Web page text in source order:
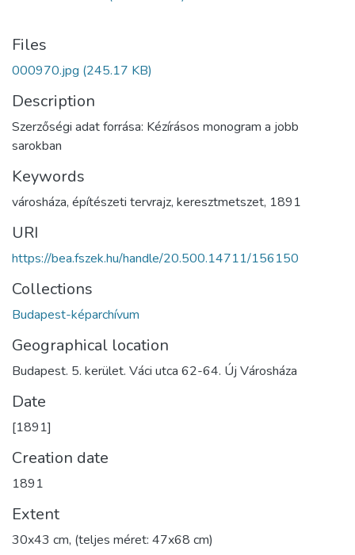
Files
000970.jpg (245.17 KB)
Description
Szerzőségi adat forrása: Kézírásos monogram a jobb
sarokban
Keywords
városháza, építészeti tervrajz, keresztmetszet, 1891
URI
https://bea.fszek.hu/handle/20.500.14711/156150
Collections
Budapest-képarchívum
Geographical location
Budapest. 5. kerület. Váci utca 62-64. Új Városháza
Date
[1891]
Creation date
1891
Extent
30x43 cm, (teljes méret: 47x68 cm)